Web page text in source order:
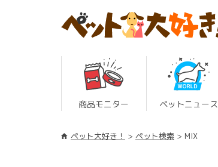
商品モニター ペットニュース
ペット大好き！ ペット検索 MIX